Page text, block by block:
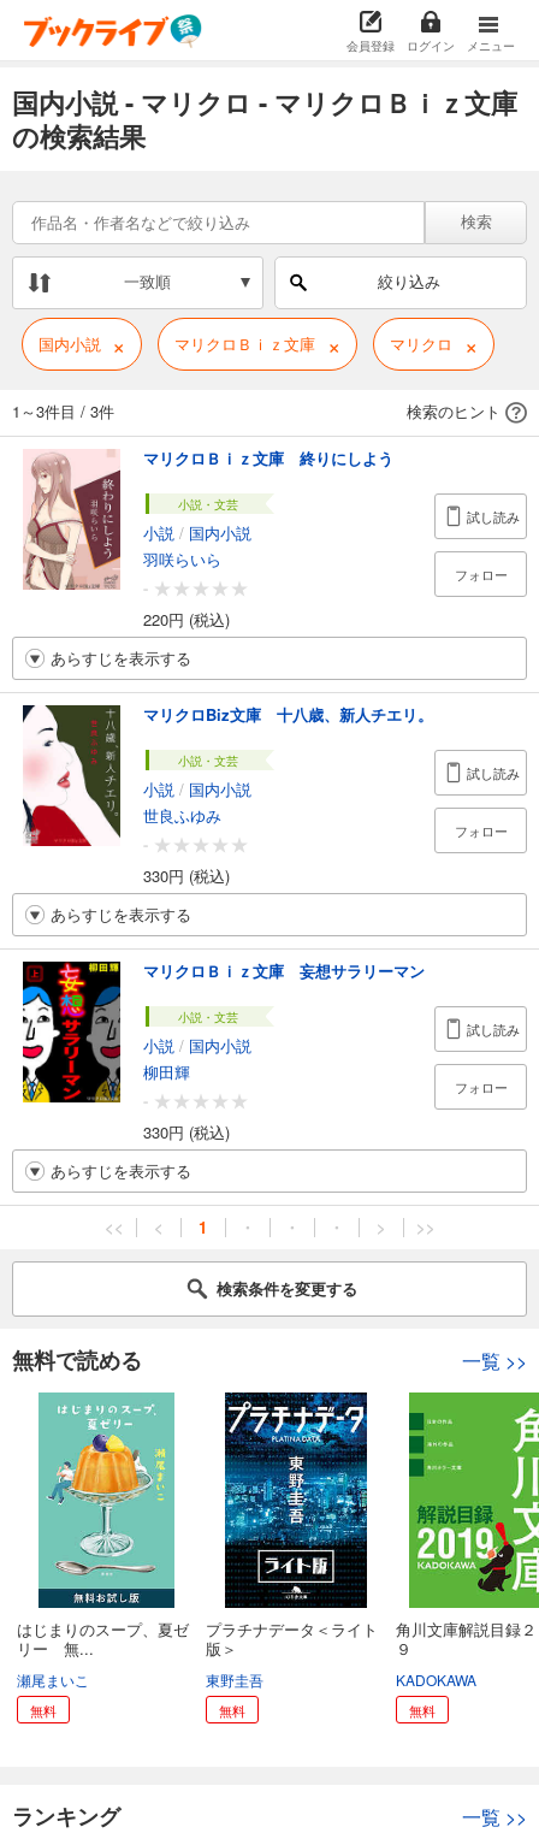
会員登録 ログイン メニュー
国内小説 - マリクロ - マリクロＢｉｚ文庫
の検索結果
検索
一致順 絞り込み
国内小説 × マリクロＢｉｚ文庫 × マリクロ ×
1～3件目 / 3件 検索のヒント
マリクロＢｉｚ文庫 終りにしよう
小説・文芸
小説 / 国内小説
羽咲らいら
-
220円 (税込)
試し読み
フォロー
あらすじを表示する
マリクロBiz文庫 十八歳、新人チエリ。
小説・文芸
小説 / 国内小説
世良ふゆみ
-
330円 (税込)
試し読み
フォロー
あらすじを表示する
マリクロＢｉｚ文庫 妄想サラリーマン
小説・文芸
小説 / 国内小説
柳田輝
-
330円 (税込)
試し読み
フォロー
あらすじを表示する
<< < 1 ・ ・ ・ > >>
検索条件を変更する
無料で読める 一覧 >>
はじまりのスープ、夏ゼ
リー 無...
瀬尾まいこ
無料
プラチナデータ＜ライト
版＞
東野圭吾
無料
角川文庫解説目録
９
KADOKAWA
無料
ランキング 一覧 >>